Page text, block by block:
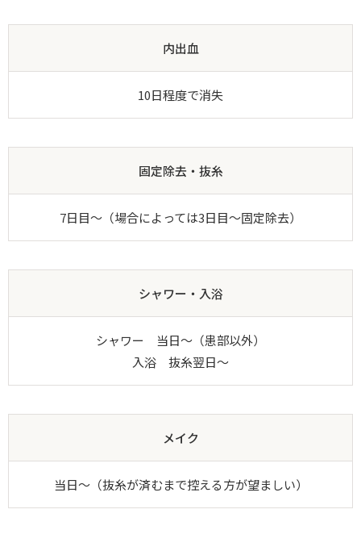
内出血
10日程度で消失
固定除去・抜糸
7日目～（場合によっては3日目～固定除去）
シャワー・入浴
シャワー 当日～（患部以外）
入浴 抜糸翌日～
メイク
当日～（抜糸が済むまで控える方が望ましい）